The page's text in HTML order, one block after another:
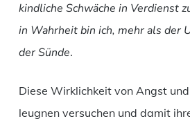
kindliche Schwäche in Verdienst
in Wahrheit bin ich, mehr als der
der Sünde.
Diese Wirklichkeit von Angst
leugnen versuchen und damit